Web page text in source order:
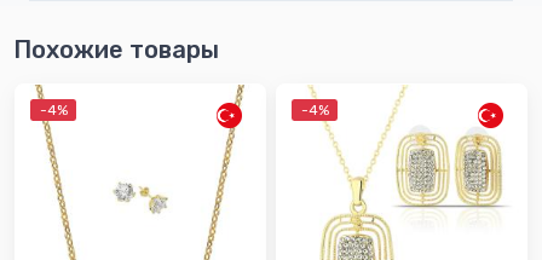
Похожие товары
-4% -4%